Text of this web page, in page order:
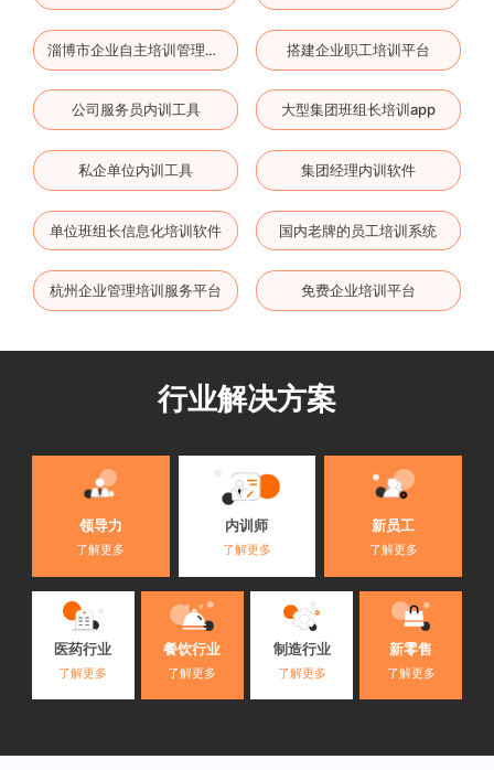
淄博市企业自主培训管理平台 搭建企业职工培训平台
公司服务员内训工具 大型集团班组长培训app
私企单位内训工具 集团经理内训软件
单位班组长信息化培训软件 国内老牌的员工培训系统
杭州企业管理培训服务平台 免费企业培训平台
行业解决方案
领导力
了解更多
内训师
了解更多
新员工
了解更多
医药行业
了解更多
餐饮行业
了解更多
制造行业
了解更多
新零售
了解更多